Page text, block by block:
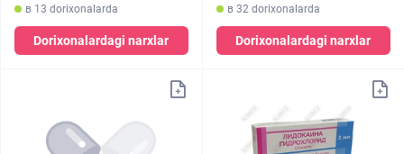
в 13 dorixonalarda
Dorixonalardagi narxlar
в 32 dorixonalarda
Dorixonalardagi narxlar